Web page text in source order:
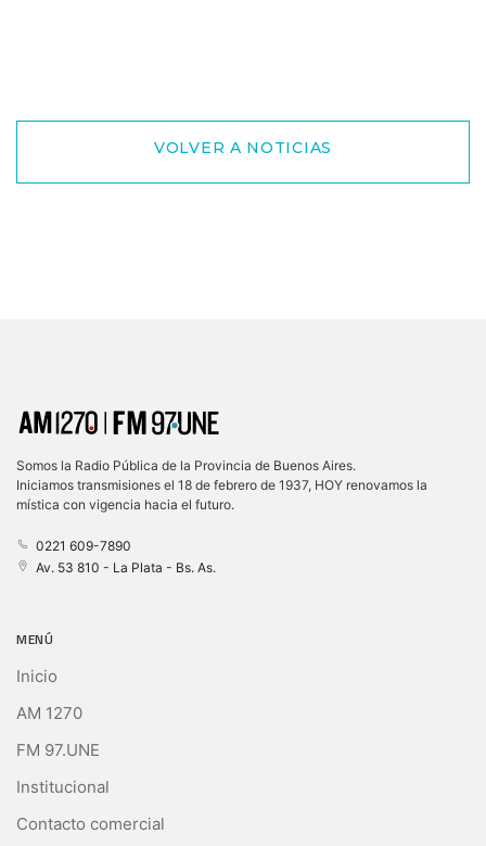
VOLVER A NOTICIAS
Somos la Radio Pública de la Provincia de Buenos Aires.
Iniciamos transmisiones el 18 de febrero de 1937, HOY renovamos la
mística con vigencia hacia el futuro.
0221 609-7890
Av. 53 810 - La Plata - Bs. As.
MENÚ
Inicio
AM 1270
FM 97.UNE
Institucional
Contacto comercial